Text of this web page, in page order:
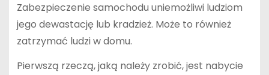
Zabezpieczenie samochodu uniemożliwi ludziom
jego dewastację lub kradzież. Może to również
zatrzymać ludzi w domu.
Pierwszą rzeczą, jaką należy zrobić, jest nabycie